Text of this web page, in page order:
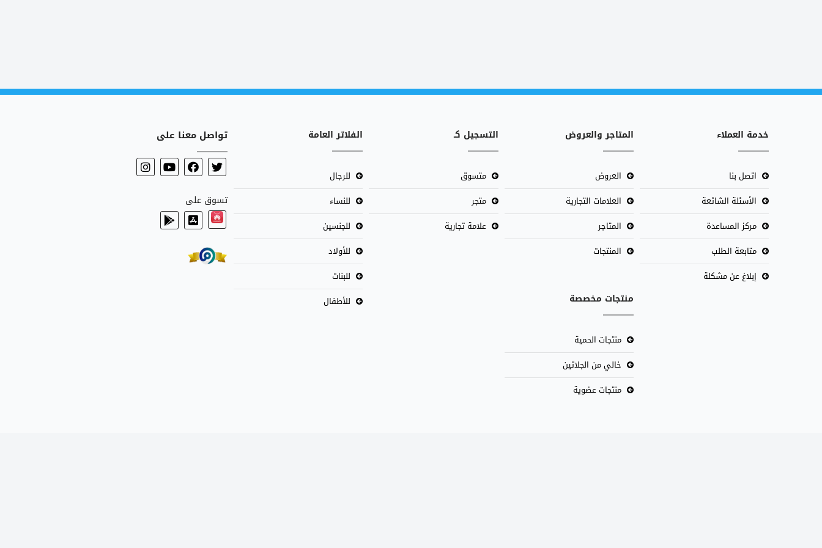
خدمة العملاء
اتصل بنا
الأسئلة الشائعة
مركز المساعدة
متابعة الطلب
إبلاغ عن مشكلة
المتاجر والعروض
العروض
العلامات التجارية
المتاجر
المنتجات
منتجات مخصصة
منتجات الحمية
خالي من الجلاتين
منتجات عضوية
التسجيل كـ
متسوق
متجر
علامة تجارية
الفلاتر العامة
للرجال
للنساء
للجنسين
للأولاد
للبنات
للأطفال
تواصل معنا على
تسوق على